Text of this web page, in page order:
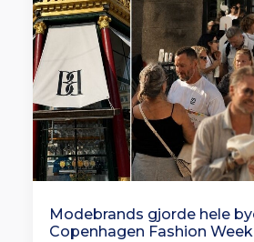
Modebrands gjorde hele
Copenhagen Fashion Week